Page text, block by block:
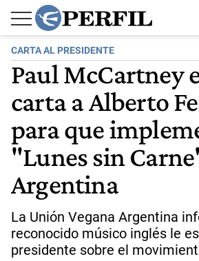
CARTA AL PRESIDENTE
Paul McCartney
carta a Alberto
para que
"Lunes sin
Argentina
La Unión Vegana Argentina
reconocido músico inglés le
presidente sobre el